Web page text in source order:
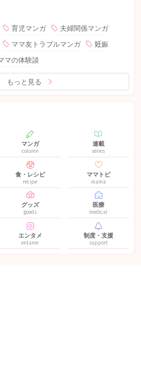
育児マンガ
夫婦関係マンガ
ママ友トラブルマンガ
妊娠
マの体験談
もっと見る
マンガ
column
連載
series
食・レシピ
recipe
ママトピ
mama
グッズ
goods
医療
medical
エンタメ
entame
制度・支援
support